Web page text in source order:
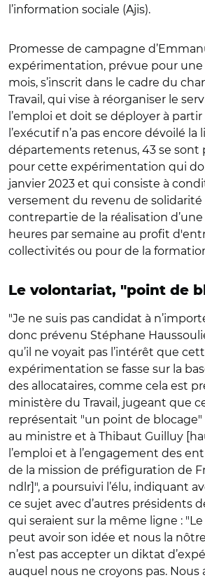
l’information sociale (Ajis).
Promesse de campagne
expérimentation, prévue pour
mois, s’inscrit dans le cadre du
Travail, qui vise à réorganiser le
l’emploi et doit se déployer à
l’exécutif n’a pas encore dévoilé la
départements retenus, 43 se sont
pour cette expérimentation qui
janvier 2023 et qui consiste à
versement du revenu de solidarité
contrepartie de la réalisation d’une
heures par semaine au profit
collectivités ou pour de la
Le volontariat, "point de
"Je ne suis pas candidat à
donc prévenu Stéphane
qu’il ne voyait pas l’intérêt que
expérimentation se fasse sur la
des allocataires, comme cela est
ministère du Travail, jugeant que
représentait "un point de blocage"
au ministre et à Thibaut Guilluy
l’emploi et à l’engagement des
de la mission de préfiguration de
ndlr]", a poursuivi l’élu, indiquant
ce sujet avec d’autres présidents
qui seraient sur la même ligne :
peut avoir son idée et nous la
n’est pas accepter un diktat
auquel nous ne croyons pas. Nous